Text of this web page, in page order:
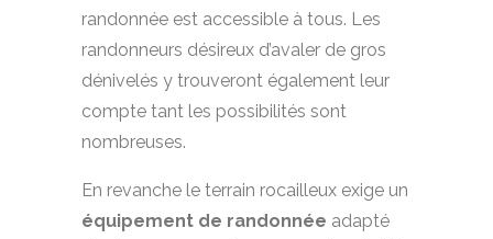
randonnée est accessible à tous. Les
randonneurs désireux d’avaler de gros
dénivelés y trouveront également leur
compte tant les possibilités sont
nombreuses.
En revanche le terrain rocailleux exige un
équipement de randonnée adapté